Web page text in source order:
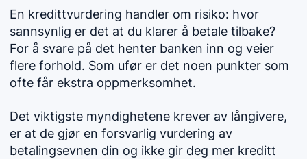
En kredittvurdering handler om risiko: hvor
sannsynlig er det at du klarer å betale tilbake?
For å svare på det henter banken inn og veier
flere forhold. Som ufør er det noen punkter som
ofte får ekstra oppmerksomhet.
Det viktigste myndighetene krever av långivere,
er at de gjør en forsvarlig vurdering av
betalingsevnen din og ikke gir deg mer kreditt